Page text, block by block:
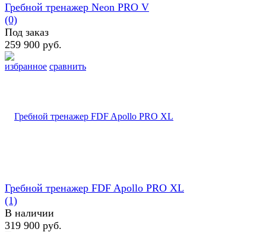
избранное сравнить
Гребной тренажер Neon PRO V
(0)
Под заказ
259 900 руб.
Гребной тренажер FDF Apollo PRO XL
(1)
В наличии
319 900 руб.